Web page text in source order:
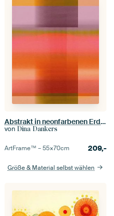
Abstrakt in neonfarbenen Erdtönen. Rosa, orange, grün, lila
von Dina Dankers
ArtFrame™ –55×70cm 209,-
Größe & Material selbst wählen